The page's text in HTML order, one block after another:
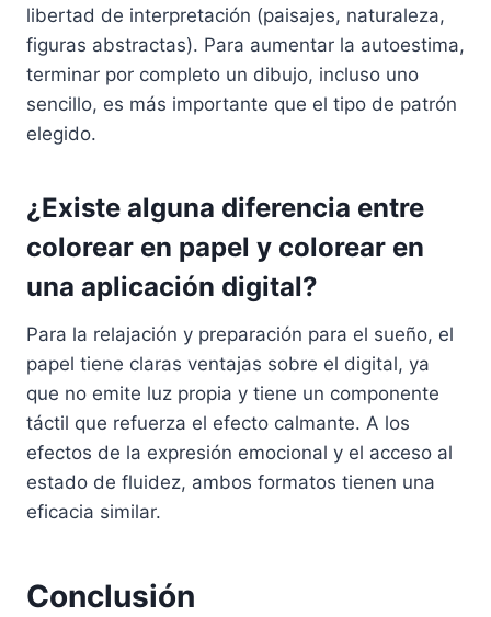
libertad de interpretación (paisajes, naturaleza,
figuras abstractas). Para aumentar la autoestima,
terminar por completo un dibujo, incluso uno
sencillo, es más importante que el tipo de patrón
elegido.
¿Existe alguna diferencia entre
colorear en papel y colorear en
una aplicación digital?
Para la relajación y preparación para el sueño, el
papel tiene claras ventajas sobre el digital, ya
que no emite luz propia y tiene un componente
táctil que refuerza el efecto calmante. A los
efectos de la expresión emocional y el acceso al
estado de fluidez, ambos formatos tienen una
eficacia similar.
Conclusión